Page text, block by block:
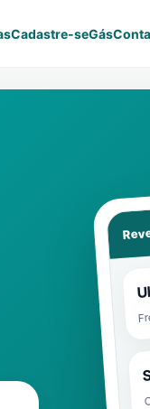
Cadastre-seGás